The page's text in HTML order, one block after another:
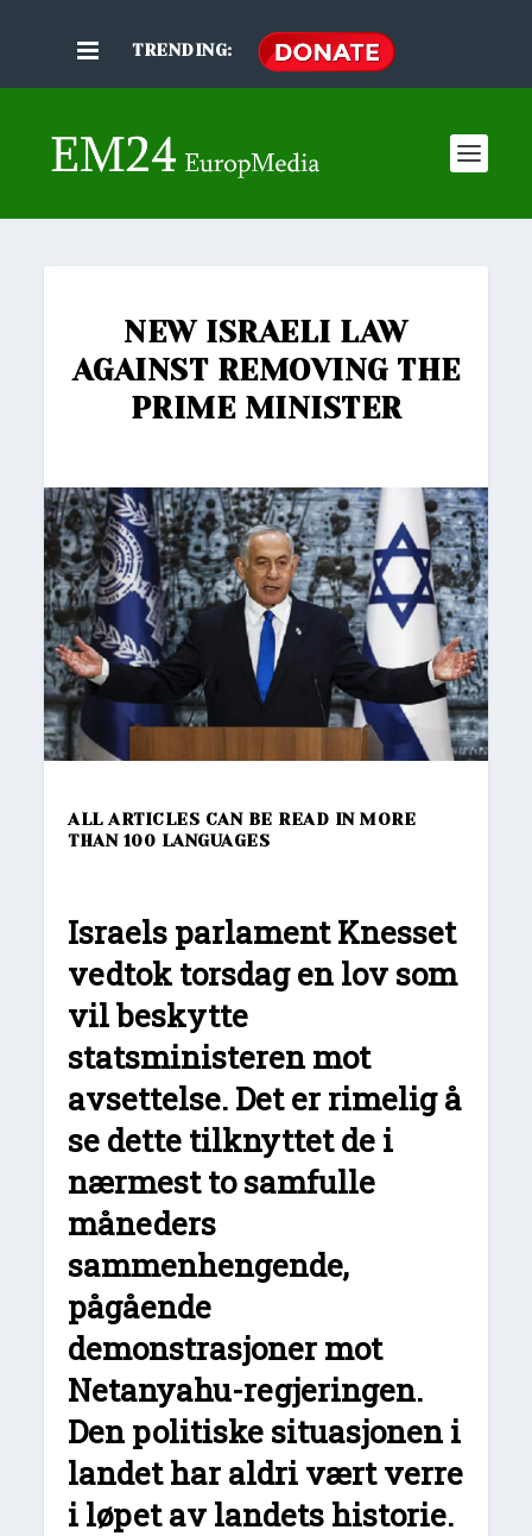
TRENDING:
NEW ISRAELI LAW
AGAINST REMOVING THE
PRIME MINISTER
ALL ARTICLES CAN BE READ IN MORE
THAN 100 LANGUAGES
Israels parlament Knesset
vedtok torsdag en lov som
vil beskytte
statsministeren mot
avsettelse. Det er rimelig å
se dette tilknyttet de i
nærmest to samfulle
måneders
sammenhengende,
pågående
demonstrasjoner mot
Netanyahu-regjeringen.
Den politiske situasjonen i
landet har aldri vært verre
i løpet av landets historie.